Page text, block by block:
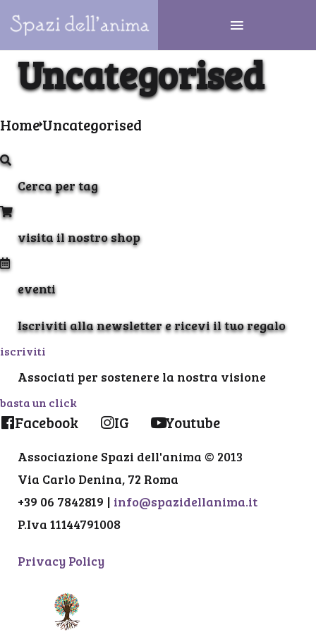
Uncategorised
HomeUncategorised
Cerca per tag
visita il nostro shop
eventi
Iscriviti alla newsletter e ricevi il tuo regalo
iscriviti
Associati per sostenere la nostra visione
basta un click
Facebook IG Youtube
Associazione Spazi dell'anima © 2013
Via Carlo Denina, 72 Roma
+39 06 7842819 | info@spazidellanima.it
P.Iva 11144791008
Privacy Policy